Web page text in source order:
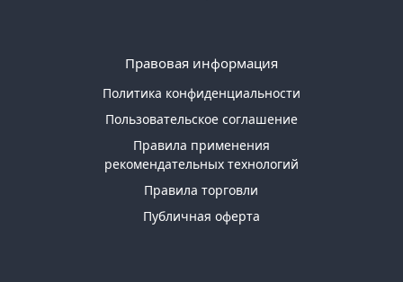
Правовая информация
Политика конфиденциальности
Пользовательское соглашение
Правила применения
рекомендательных технологий
Правила торговли
Публичная оферта